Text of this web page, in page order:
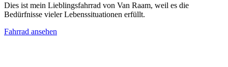
Dies ist mein Lieblingsfahrrad von Van Raam, weil es die
Bedürfnisse vieler Lebenssituationen erfüllt.
Fahrrad ansehen